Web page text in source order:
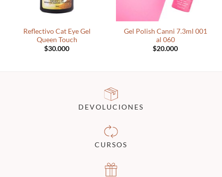
Reflectivo Cat Eye Gel
Queen Touch
$30.000
Gel Polish Canni 7.3ml 001
al 060
$20.000
DEVOLUCIONES
CURSOS